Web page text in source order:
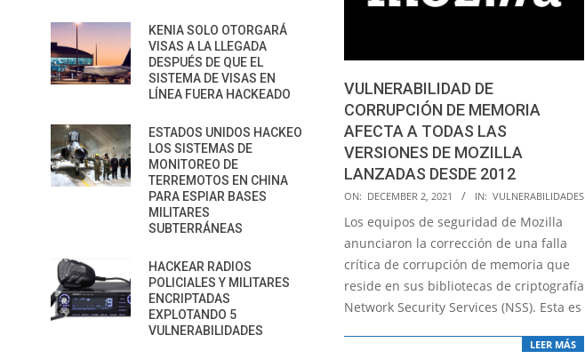
VULNERABILIDAD DE
CORRUPCIÓN DE MEMORIA
AFECTA A TODAS LAS
VERSIONES DE MOZILLA
LANZADAS DESDE 2012
2021-
12-
02
ON: DECEMBER 2, 2021 IN: VULNERABILIDADES
Los equipos de seguridad de Mozilla
anunciaron la corrección de una falla
crítica de corrupción de memoria que
reside en sus bibliotecas de criptografía
Network Security Services (NSS). Esta es
LEER MÁS
KENIA SOLO OTORGARÁ
VISAS A LA LLEGADA
DESPUÉS DE QUE EL
SISTEMA DE VISAS EN
LÍNEA FUERA HACKEADO
ESTADOS UNIDOS HACKEO
LOS SISTEMAS DE
MONITOREO DE
TERREMOTOS EN CHINA
PARA ESPIAR BASES
MILITARES
SUBTERRÁNEAS
HACKEAR RADIOS
POLICIALES Y MILITARES
ENCRIPTADAS
EXPLOTANDO 5
VULNERABILIDADES